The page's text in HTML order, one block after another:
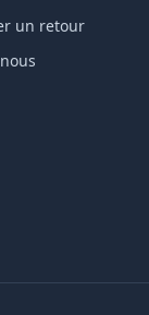
un retour